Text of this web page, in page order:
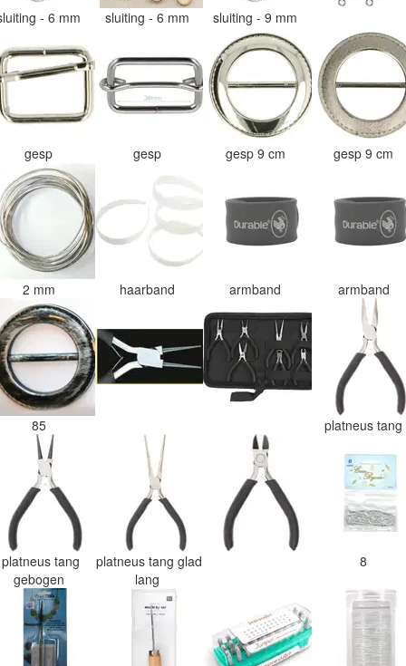
- 6 mm sluiting - 6 mm sluiting - 9 mm
gesp gesp gesp 9 cm gesp 9 cm
2 mm haarband armband armband
85 platneus tang
platneus tang
gebogen
platneus tang glad
lang
8